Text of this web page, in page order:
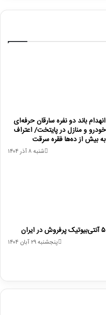
انهدام باند دو نفره سارقان حرفه‌ای
خودرو و منازل در پایتخت/ اعتراف
به بیش از ده‌ها فقره سرقت
شنبه ۸ آذر ۱۴۰۴
۵ آنتی‌بیوتیک پرفروش در ایران
پنجشنبه ۲۹ آبان ۱۴۰۴